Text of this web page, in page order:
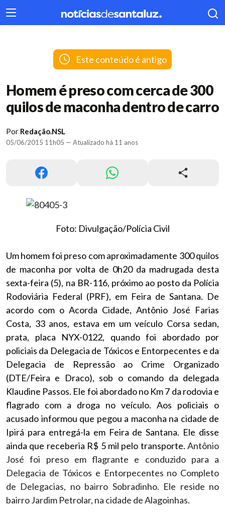
404
Este conteúdo é antigo
Homem é preso com cerca de 300
quilos de maconha dentro de carro
Por Redação.NSL
05/06/2015 11h05 — Atualizado há 11 anos
Foto: Divulgação/Polícia Civil
Um homem foi preso com aproximadamente 300 quilos
de maconha por volta de 0h20 da madrugada desta
sexta-feira (5), na BR-116, próximo ao posto da Polícia
Rodoviária Federal (PRF), em Feira de Santana. De
acordo com o Acorda Cidade, Antônio José Farias
Costa, 33 anos, estava em um veículo Corsa sedan,
prata, placa NYX-0122, quando foi abordado por
policiais da Delegacia de Tóxicos e Entorpecentes e da
Delegacia de Repressão ao Crime Organizado
(DTE/Feira e Draco), sob o comando da delegada
Klaudine Passos. Ele foi abordado no Km 7 da rodovia e
flagrado com a droga no veículo. Aos policiais o
acusado informou que pegou a maconha na cidade de
Ipirá para entregá-la em Feira de Santana. Ele disse
ainda que receberia R$ 5 mil pelo transporte. Antônio
José foi preso em flagrante e conduzido para a
Delegacia de Tóxicos e Entorpecentes no Completo
de Delegacias, no bairro Sobradinho. Ele reside no
bairro Jardim Petrolar, na cidade de Alagoinhas.